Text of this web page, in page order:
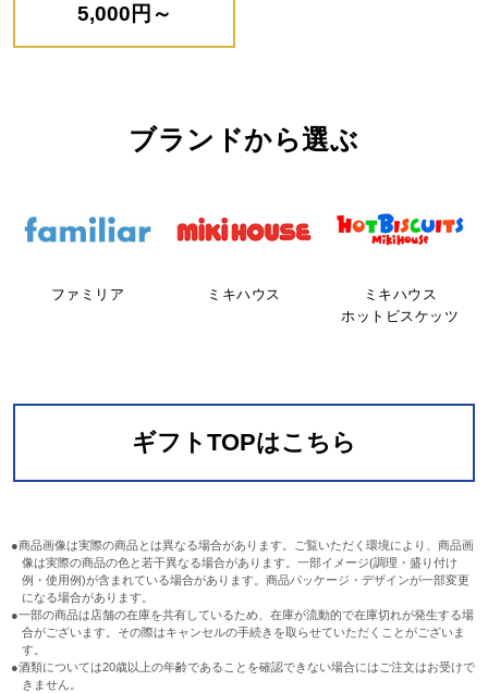
5,000円～
ブランドから選ぶ
ファミリア ミキハウス
ミキハウス
ホットビスケッツ
ギフトTOPはこちら
●商品画像は実際の商品とは異なる場合があります。ご覧いただく環境により、商品画
像は実際の商品の色と若干異なる場合があります。一部イメージ(調理・盛り付け
例・使用例)が含まれている場合があります。商品パッケージ・デザインが一部変更
になる場合があります。
●一部の商品は店舗の在庫を共有しているため、在庫が流動的で在庫切れが発生する場
合がございます。その際はキャンセルの手続きを取らせていただくことがございま
す。
●酒類については20歳以上の年齢であることを確認できない場合にはご注文はお受けで
きません。